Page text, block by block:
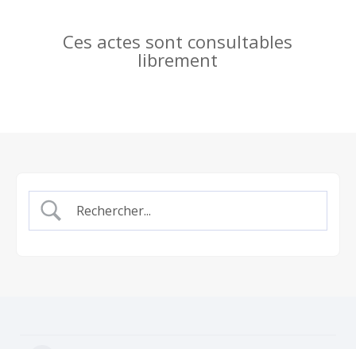
Ces actes sont consultables
librement